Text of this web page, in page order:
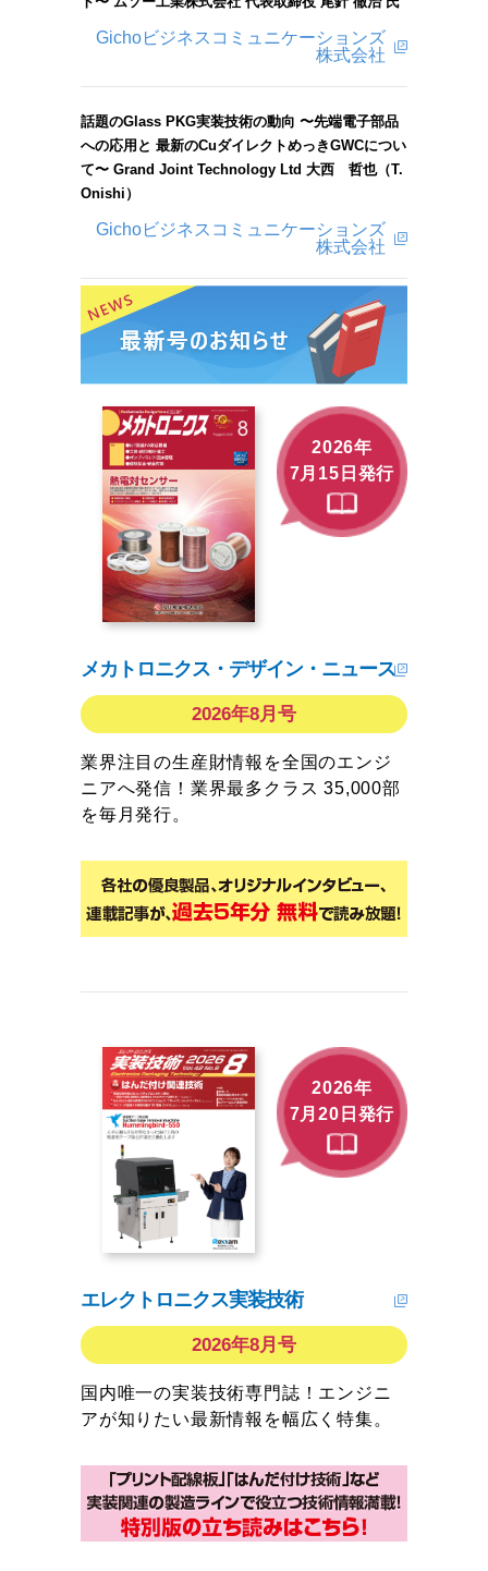
Gichoビジネスコミュニケーションズ
株式会社
話題のGlass PKG実装技術の動向 〜先端電子部品
への応用と 最新のCuダイレクトめっきGWCについ
て〜 Grand Joint Technology Ltd 大西 哲也（T.
Onishi）
Gichoビジネスコミュニケーションズ
株式会社
2026年
7月15日発行
メカトロニクス・デザイン・ニュース
2026年8月号
業界注目の生産財情報を全国のエンジ
ニアへ発信！業界最多クラス 35,000部
を毎月発行。
2026年
7月20日発行
エレクトロニクス実装技術
2026年8月号
国内唯一の実装技術専門誌！エンジニ
アが知りたい最新情報を幅広く特集。